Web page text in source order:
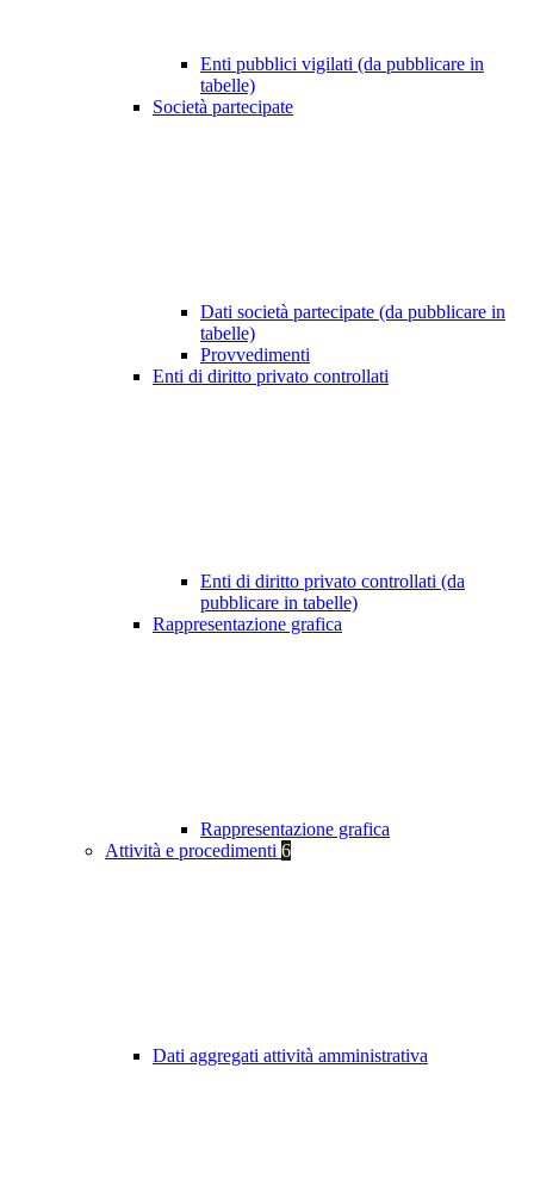
Enti pubblici vigilati (da pubblicare in
tabelle)
Società partecipate
Dati società partecipate (da pubblicare in
tabelle)
Provvedimenti
Enti di diritto privato controllati
Enti di diritto privato controllati (da
pubblicare in tabelle)
Rappresentazione grafica
Rappresentazione grafica
Attività e procedimenti 6
Dati aggregati attività amministrativa